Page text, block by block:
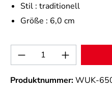
Stil : traditionell
Größe : 6,0 cm
Produkt Anzahl:
Produktnummer:WUK-